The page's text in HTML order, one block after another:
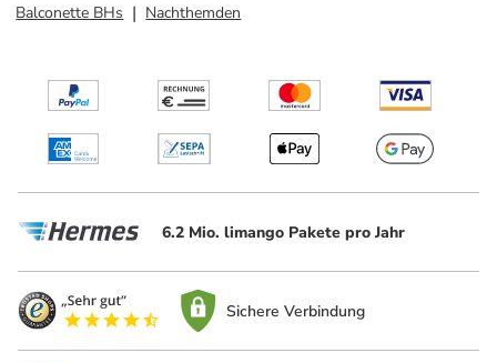
Balconette BHs
Nachthemden
6.2 Mio. limango Pakete pro Jahr
Sichere Verbindung